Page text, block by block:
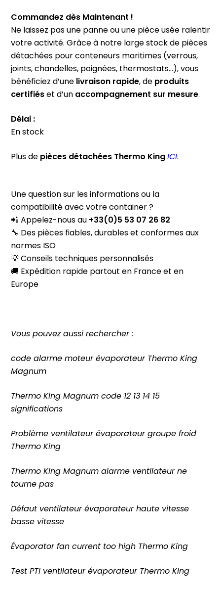
Commandez dès Maintenant !
Ne laissez pas une panne ou une pièce usée ralentir
votre activité. Grâce à notre large stock de pièces
détachées pour conteneurs maritimes (verrous,
joints, chandelles, poignées, thermostats…), vous
bénéficiez d’unelivraison rapide, deproduits
certifiéset d’unaccompagnement sur mesure.
Délai :
En stock
Plus depiècesdétachéesThermo KingICI.
Une question sur les informations ou la
compatibilité avec votre container ?
📲 Appelez-nous au+33(0)5 53 07 26 82
🔧 Des pièces fiables, durables et conformes aux
normes ISO
💡 Conseils techniques personnalisés
🚚 Expédition rapide partout en France et en
Europe
Vous pouvez aussi rechercher :
code alarme moteur évaporateur Thermo King
Magnum
Thermo King Magnum code 12 13 14 15
significations
Problème ventilateur évaporateur groupe froid
Thermo King
Thermo King Magnum alarme ventilateur ne
tourne pas
Défaut ventilateur évaporateur haute vitesse
basse vitesse
Évaporator fan current too high Thermo King
Test PTI ventilateur évaporateur Thermo King